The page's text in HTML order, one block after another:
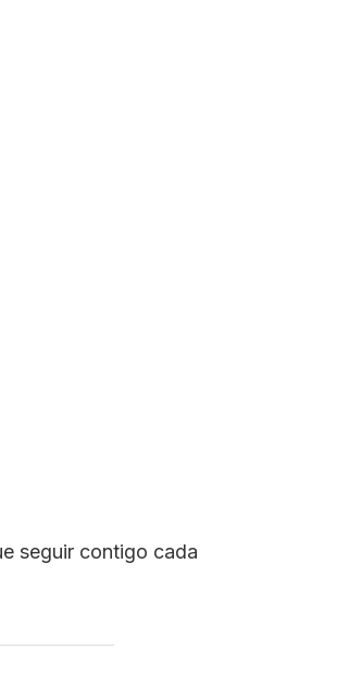
seguir contigo cada